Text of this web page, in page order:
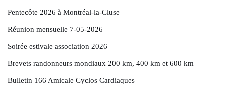
Pentecôte 2026 à Montréal-la-Cluse
Réunion mensuelle 7-05-2026
Soirée estivale association 2026
Brevets randonneurs mondiaux 200 km, 400 km et 600 km
Bulletin 166 Amicale Cyclos Cardiaques